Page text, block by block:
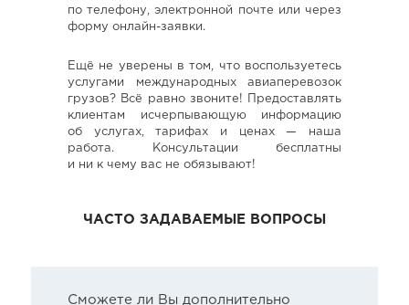
по телефону, электронной почте или через
форму онлайн-заявки.
Ещё не уверены в том, что воспользуетесь
услугами международных авиаперевозок
грузов? Всё равно звоните! Предоставлять
клиентам исчерпывающую информацию
об услугах, тарифах и ценах — наша
работа. Консультации бесплатны
и ни к чему вас не обязывают!
ЧАСТО ЗАДАВАЕМЫЕ ВОПРОСЫ
Сможете ли Вы дополнительно